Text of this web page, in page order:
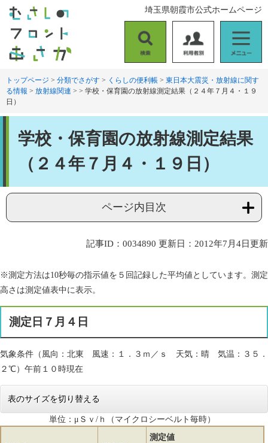
す
。
し
て
索
用
者
別
ニ
ュ
ー
埼玉県朝霞市公式ホームページ
トップページ > 分類でさがす > くらしの便利帳 > 東日本大震災・放射線に関す
る情報 > 放射線関連 > > 学校・保育園の放射線測定結果（２４年７月４・１９
日）
学校・保育園の放射線測定結果
（２４年７月４・１９日）
ページ内目次
記事ID：0034890 更新日：2012年7月4日更新
※測定方法は10秒毎の指示値を５回記録した平均値としています。測定
高さは測定値表中に表示。
測定日７月４日
気象条件（風向：北東 風速：１．３ｍ／ｓ 天気：晴 気温：３５．
２℃）午前１０時現在
表のサイズを切り替える
単位：μＳｖ/ｈ（マイクロシーベルト毎時）
測定値